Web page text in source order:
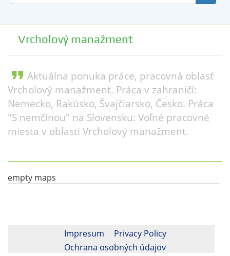
Vrcholový manažment
format_quote Aktuálna ponuka práce, pracovná oblasť
Vrcholový manažment. Práca v zahraničí:
Nemecko, Rakúsko, Švajčiarsko, Česko. Práca
"S nemčinou" na Slovensku: Voľné pracovné
miesta v oblasti Vrcholový manažment.
empty maps
Impresum
Privacy Policy
Ochrana osobných údajov